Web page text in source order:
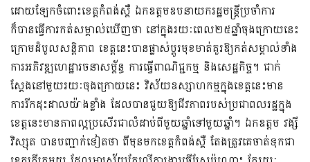
ដោយឡែកចំពោះខេត្តកំពង់ស្ពឺ ឯកឧត្តមឧបនាយករដ្ឋមន្ត្រីប្រចាំការ
ក៏បានធ្វើការកត់សម្គាល់ឃើញថា នៅក្នុងរយៈពេល២៥ឆ្នាំចុងក្រោយនេះ
ក្រោមដំបូលសន្តិភាព ខេត្តនេះបានផ្លាស់ប្តូរមុខមាត់គួរឱ្យកត់សម្គាល់ទាំង
ការអភិវឌ្ឍហេដ្ឋារចនាសម្ព័ន្ធ ការធ្វើពាណិជ្ជកម្ម និងសេដ្ឋកិច្ច។ ជាក់
ស្តែងនៅមួយរយៈចុងក្រោយនេះ វិស័យឧស្សាហកម្មក្នុងខេត្តនេះមាន
ការរីកដុះដាលយ៉ាងខ្លាំង ដែលបានជួយឱ្យជីវភាពរបស់ប្រជាពលរដ្ឋក្នុង
ខេត្តនេះមានភាពល្អប្រសើរជាលំដាប់ពីមួយឆ្នាំទៅមួយឆ្នាំ។ ឯកឧត្តម វង្សី
វិស្សុត បានបញ្ជាក់ទៀតថា ពីមុនមកខេត្តកំពង់ស្ពឺ តែងត្រូវគេចាត់ទុកជា